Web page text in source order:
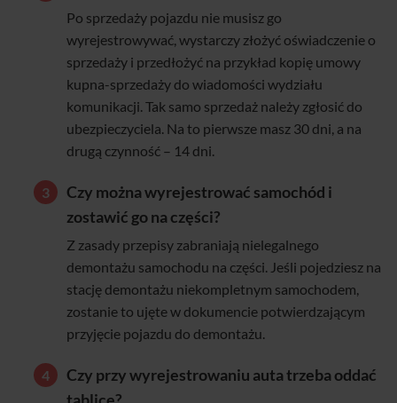
Po sprzedaży pojazdu nie musisz go
wyrejestrowywać, wystarczy złożyć oświadczenie o
sprzedaży i przedłożyć na przykład kopię umowy
kupna-sprzedaży do wiadomości wydziału
komunikacji. Tak samo sprzedaż należy zgłosić do
ubezpieczyciela. Na to pierwsze masz 30 dni, a na
drugą czynność – 14 dni.
Czy można wyrejestrować samochód i
zostawić go na części?
Z zasady przepisy zabraniają nielegalnego
demontażu samochodu na części. Jeśli pojedziesz na
stację demontażu niekompletnym samochodem,
zostanie to ujęte w dokumencie potwierdzającym
przyjęcie pojazdu do demontażu.
Czy przy wyrejestrowaniu auta trzeba oddać